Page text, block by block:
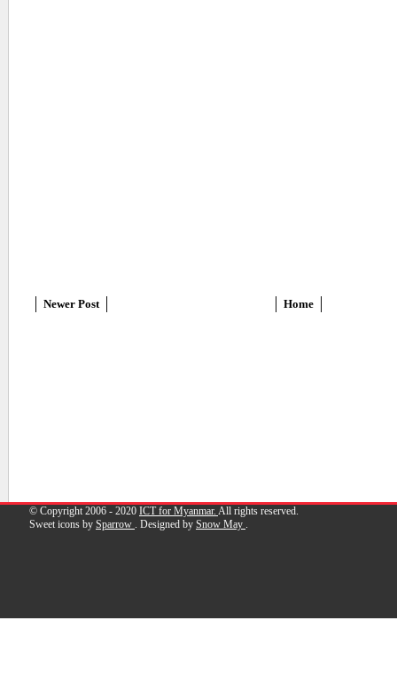
Newer Post Home
© Copyright 2006 - 2020 ICT for Myanmar. All rights reserved.
Sweet icons by Sparrow . Designed by Snow May .